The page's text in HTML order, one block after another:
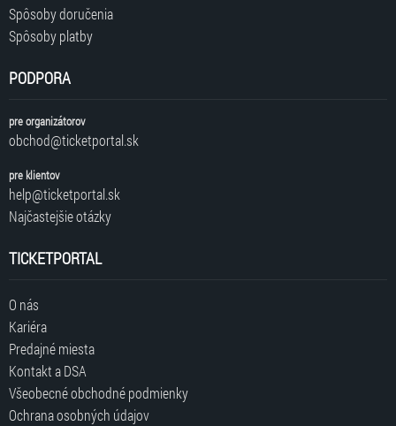
Spôsoby doručenia
Spôsoby platby
PODPORA
pre organizátorov
obchod@ticketportal.sk
pre klientov
help@ticketportal.sk
Najčastejšie otázky
TICKETPORTAL
O nás
Kariéra
Predajné miesta
Kontakt a DSA
Všeobecné obchodné podmienky
Ochrana osobných údajov